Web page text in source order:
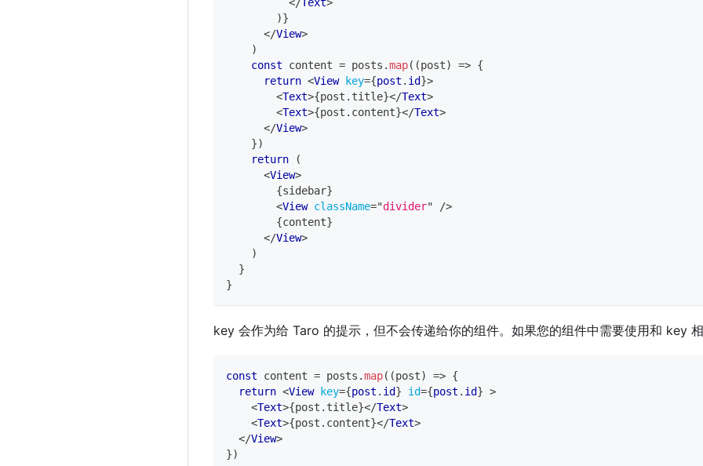
)}
</View>
)
const content = posts .map( (post) => {
return <View key={post . id}>
<Text>{post . title}</Text>
<Text>{post . content}</Text>
</View>
})
return
(
<View>
{sidebar}
<View className="divider"
/>
{content}
</View>
)
}
}
key 会作为给 Taro 的提示，但不会传递给你的组件。如果您的组件中需要使用和 key
const content = posts .map( (post) => {
return <View key={post . id} id={post . id} >
<Text>{post . title}</Text>
<Text>{post . content}</Text>
</View>
})